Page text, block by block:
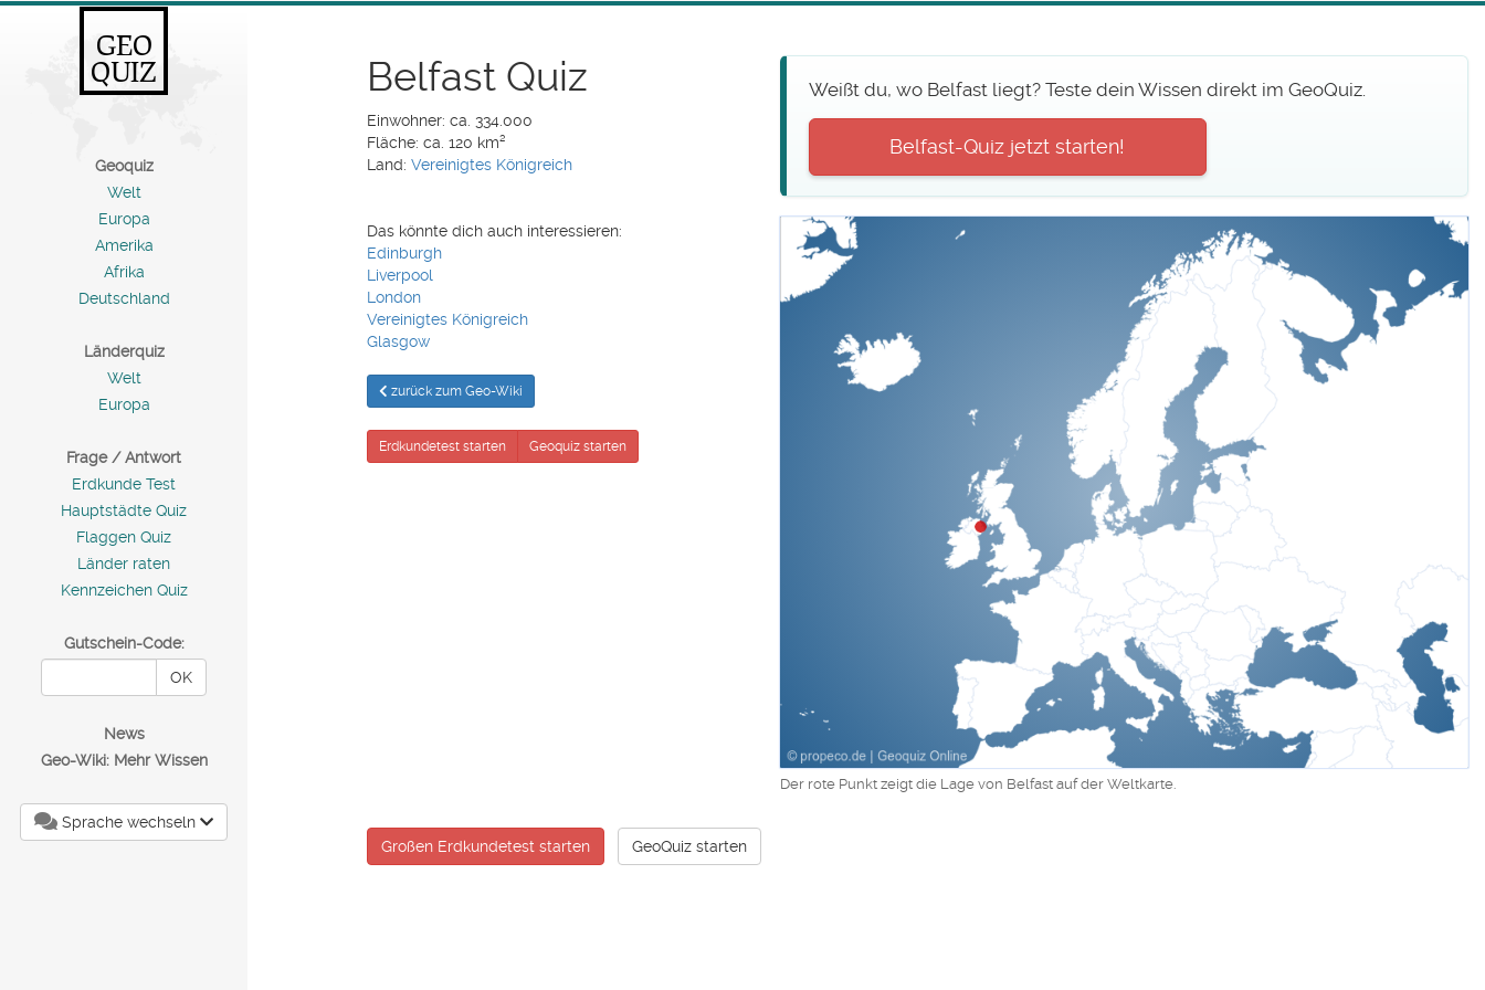
GEO
QUIZ
Geoquiz
Welt
Europa
Amerika
Afrika
Deutschland
Länderquiz
Welt
Europa
Frage / Antwort
Erdkunde Test
Hauptstädte Quiz
Flaggen Quiz
Länder raten
Kennzeichen Quiz
Gutschein-Code:
OK
News
Geo-Wiki: Mehr Wissen
Sprache wechseln
Belfast Quiz
Einwohner: ca. 334.000
Fläche: ca. 120 km²
Land:Vereinigtes Königreich
Das könnte dich auch interessieren:
Edinburgh
Liverpool
London
Vereinigtes Königreich
Glasgow
zurück zum Geo-Wiki
Erdkundetest starten Geoquiz starten
Weißt du, wo Belfast liegt? Teste dein Wissen direkt im GeoQuiz.
Belfast-Quiz jetzt starten!
Der rote Punkt zeigt die Lage von Belfast auf der Weltkarte.
Großen Erdkundetest starten GeoQuiz starten